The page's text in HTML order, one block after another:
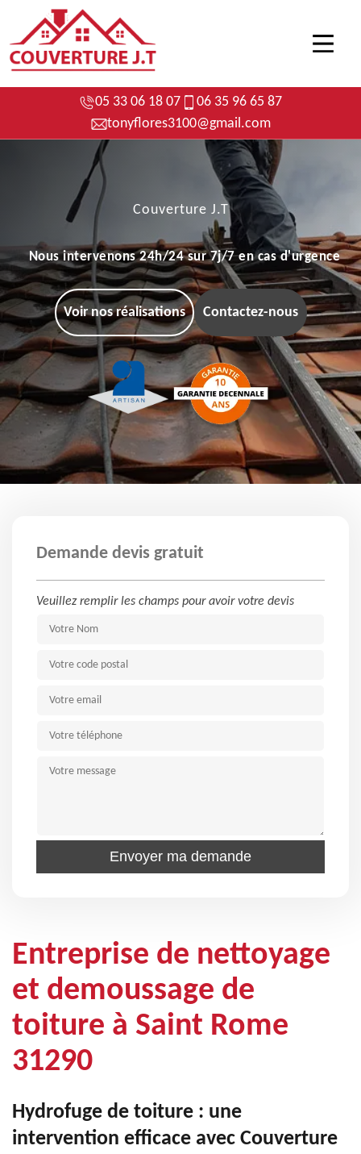
05 33 06 18 07
06 35 96 65 87
tonyflores3100@gmail.com
Couverture J.T
Nous intervenons 24h/24 sur 7j/7 en cas d'urgence
Voir nos réalisations Contactez-nous
Demande devis gratuit
Veuillez remplir les champs pour avoir votre devis
Entreprise de nettoyage
et demoussage de
toiture à Saint Rome
31290
Hydrofuge de toiture : une
intervention efficace avec Couverture